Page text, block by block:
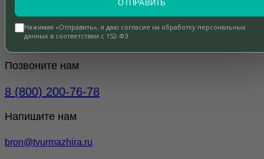
ОТПРАВИТЬ
Нажимая «Отправить», я даю согласие на обработку персональных
данных в соответствии с 152-ФЗ.
Позвоните нам
8 (800) 200-76-78
Напишите нам
bron@tyurmazhira.ru